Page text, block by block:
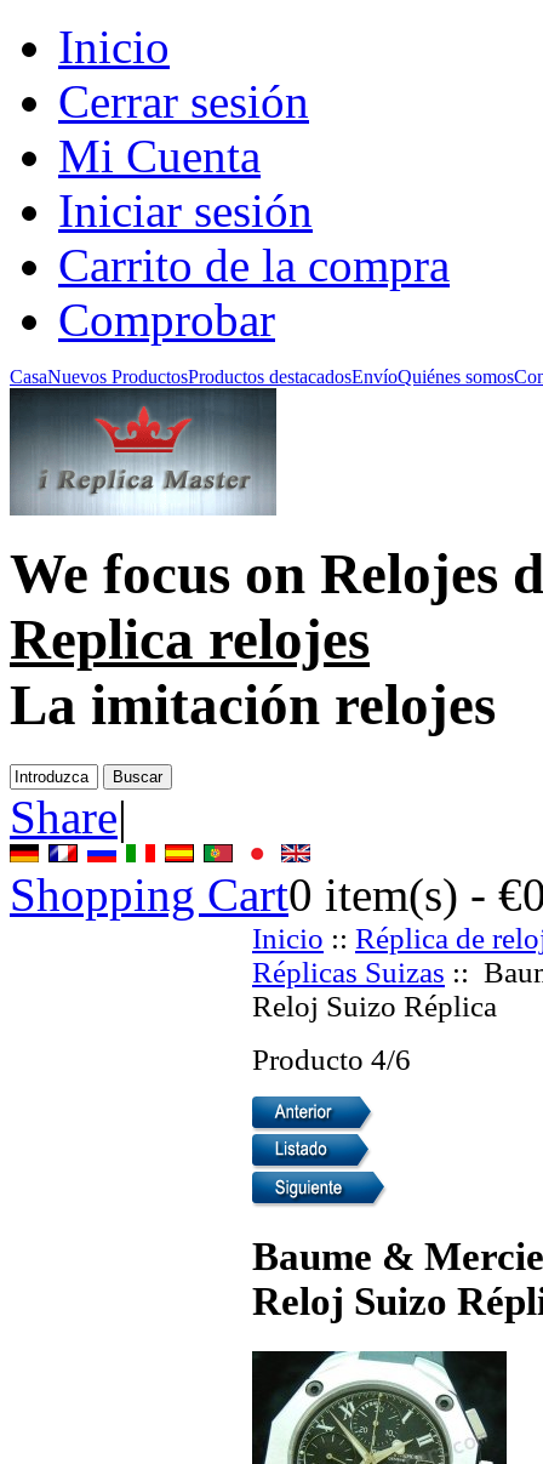
Inicio
Cerrar sesión
Mi Cuenta
Iniciar sesión
Carrito de la compra
Comprobar
CasaNuevos ProductosProductos destacadosEnvíoQuiénes somos
We focus on Relojes
Replica relojes
La imitación relojes
Share|
Shopping Cart0 item(s) -
Inicio :: Réplica de
Réplicas Suizas ::
Reloj Suizo Réplica
Producto 4/6
Baume &
Reloj Suizo